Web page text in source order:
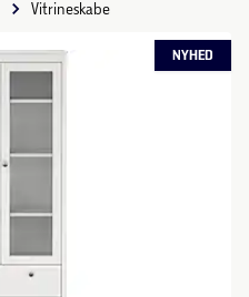
Vitrineskabe
NYHED